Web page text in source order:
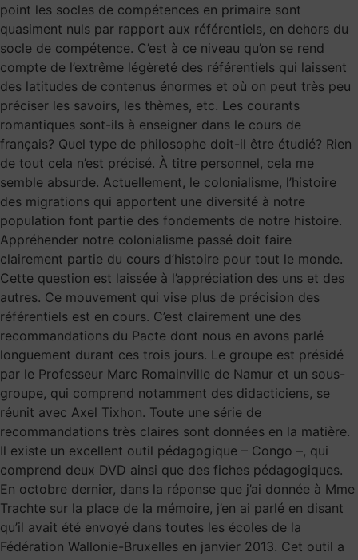
point les socles de compétences en primaire sont
quasiment nuls par rapport aux référentiels, en dehors du
socle de compétence. C’est à ce niveau qu’on se rend
compte de l’extrême légèreté des référentiels qui laissent
des latitudes de contenus énormes et où on peut très peu
préciser les savoirs, les thèmes, etc. Les courants
romantiques sont-ils à enseigner dans le cours de
français? Quel type de philosophe doit-il être étudié? Rien
de tout cela n’est précisé. À titre personnel, cela me
semble absurde. Actuellement, le colonialisme, l’histoire
des migrations qui apportent une diversité à notre
population font partie des fondements de notre histoire.
Appréhender notre colonialisme passé doit faire
clairement partie du cours d’histoire pour tout le monde.
Cette question est laissée à l’appréciation des uns et des
autres. Ce mouvement qui vise plus de précision des
référentiels est en cours. C’est clairement une des
recommandations du Pacte dont nous en avons parlé
longuement durant ces trois jours. Le groupe est présidé
par le Professeur Marc Romainville de Namur et un sous-
groupe, qui comprend notamment des didacticiens, se
réunit avec Axel Tixhon. Toute une série de
recommandations très claires sont données en la matière.
Il existe un excellent outil pédagogique – Congo –, qui
comprend deux DVD ainsi que des fiches pédagogiques.
En octobre dernier, dans la réponse que j’ai donnée à Mme
Trachte sur la place de la mémoire, j’en ai parlé en disant
qu’il avait été envoyé dans toutes les écoles de la
Fédération Wallonie-Bruxelles en janvier 2013. Cet outil a